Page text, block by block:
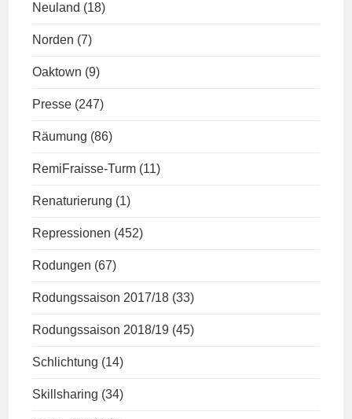
Neuland (18)
Norden (7)
Oaktown (9)
Presse (247)
Räumung (86)
RemiFraisse-Turm (11)
Renaturierung (1)
Repressionen (452)
Rodungen (67)
Rodungssaison 2017/18 (33)
Rodungssaison 2018/19 (45)
Schlichtung (14)
Skillsharing (34)